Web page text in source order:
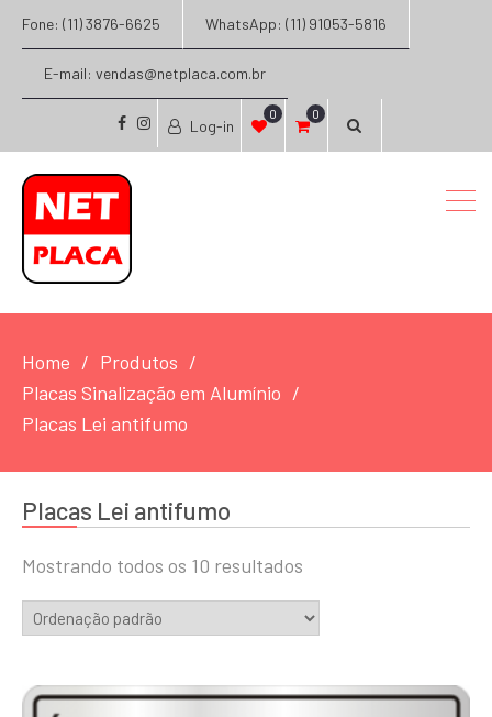
Fone: (11) 3876-6625 WhatsApp: (11) 91053-5816
E-mail: vendas@netplaca.com.br
facebook
instagram
Log-in
0 0
Home
Produtos
Placas Sinalização em Alumínio
Placas Lei antifumo
Placas Lei antifumo
Mostrando todos os 10 resultados